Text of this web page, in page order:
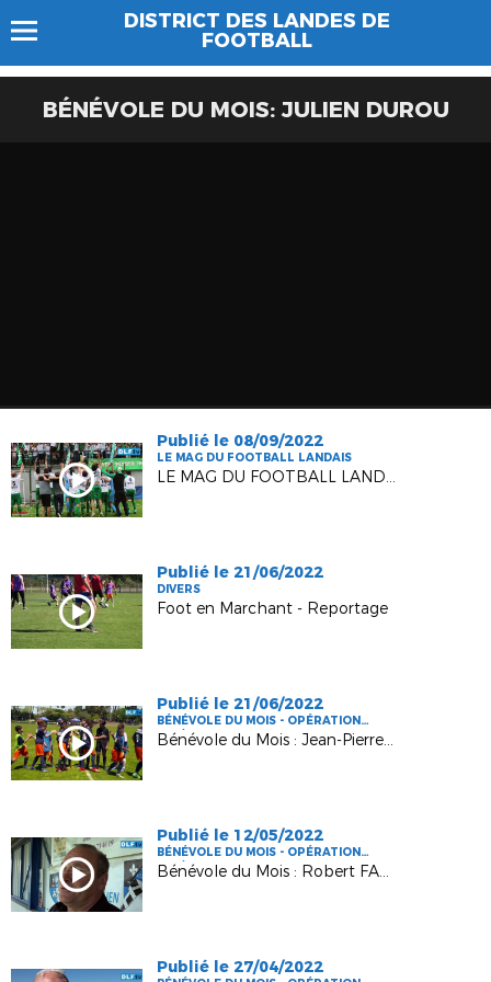
DISTRICT DES LANDES DE
FOOTBALL
BÉNÉVOLE DU MOIS: JULIEN DUROU
Publié le 08/09/2022
LE MAG DU FOOTBALL LANDAIS
LE MAG DU FOOTBALL LANDAIS #1 - SAISON 2
Publié le 21/06/2022
DIVERS
Foot en Marchant - Reportage
Publié le 21/06/2022
BÉNÉVOLE DU MOIS - OPÉRATION
FFF/DLF
Bénévole du Mois : Jean-Pierre NOËL
Publié le 12/05/2022
BÉNÉVOLE DU MOIS - OPÉRATION
FFF/DLF
Bénévole du Mois : Robert FAUVEL
Publié le 27/04/2022